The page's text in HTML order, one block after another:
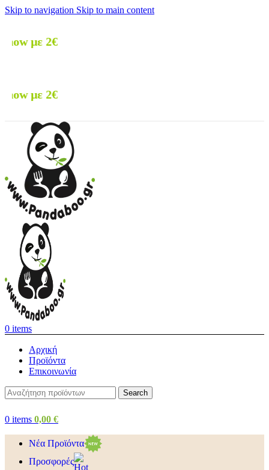
Skip to navigation Skip to main content
0 items
Αρχική
Προϊόντα
Επικοινωνία
Search
0 items 0,00 €
Νέα Προϊόντα
Προσφορές